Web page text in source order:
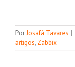
PorJosafá Tavares |
artigos, Zabbix